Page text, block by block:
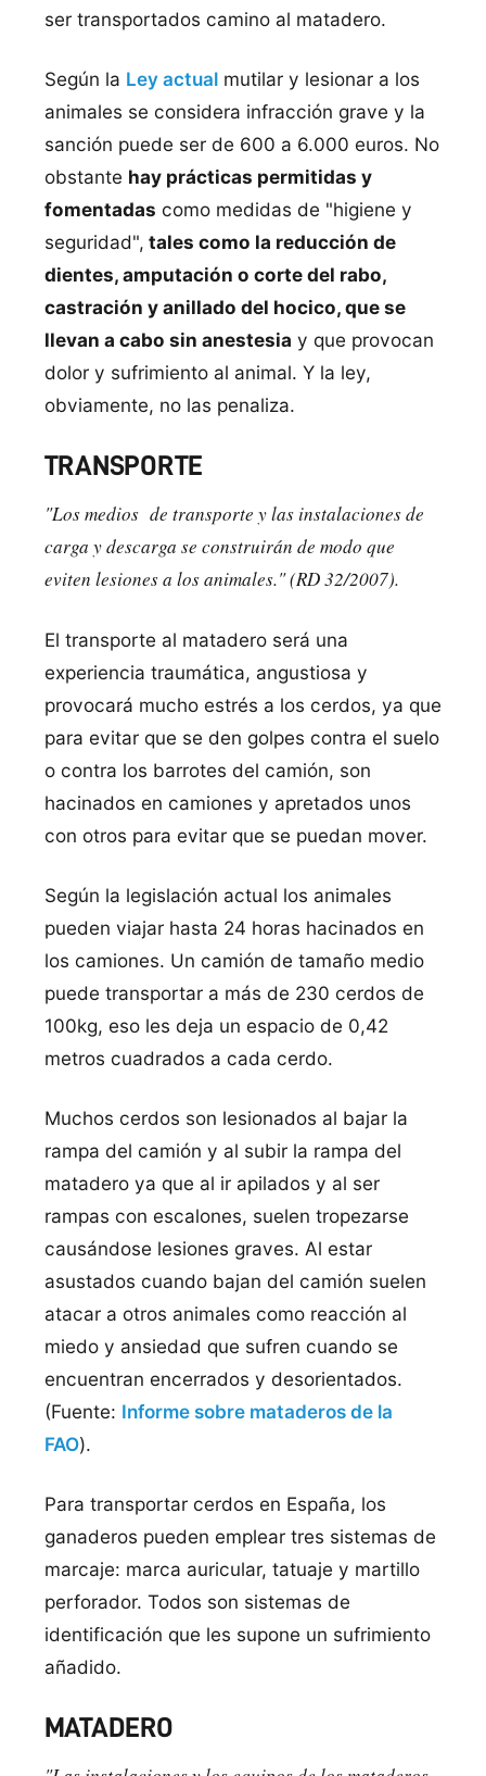
ser transportados camino al matadero.
Según la Ley actualmutilar y lesionar a los
animales se considera infracción grave y la
sanción puede ser de 600 a 6.000 euros. No
obstante hay prácticas permitidas y
fomentadas como medidas de "higiene y
seguridad", tales como la reducción de
dientes, amputación o corte del rabo,
castración y anillado del hocico, que se
llevan a cabo sin anestesia y que provocan
dolor y sufrimiento al animal. Y la ley,
obviamente, no las penaliza.
TRANSPORTE
"Los medios de transporte y las instalaciones de
carga y descarga se construirán de modo que
eviten lesiones a los animales." (RD 32/2007).
El transporte al matadero será una
experiencia traumática, angustiosa y
provocará mucho estrés a los cerdos, ya que
para evitar que se den golpes contra el suelo
o contra los barrotes del camión, son
hacinados en camiones y apretados unos
con otros para evitar que se puedan mover.
Según la legislación actual los animales
pueden viajar hasta 24 horas hacinados en
los camiones. Un camión de tamaño medio
puede transportar a más de 230 cerdos de
100kg, eso les deja un espacio de 0,42
metros cuadrados a cada cerdo.
Muchos cerdos son lesionados al bajar la
rampa del camión y al subir la rampa del
matadero ya que al ir apilados y al ser
rampas con escalones, suelen tropezarse
causándose lesiones graves. Al estar
asustados cuando bajan del camión suelen
atacar a otros animales como reacción al
miedo y ansiedad que sufren cuando se
encuentran encerrados y desorientados.
(Fuente: Informe sobre mataderos de la
FAO).
Para transportar cerdos en España, los
ganaderos pueden emplear tres sistemas de
marcaje: marca auricular, tatuaje y martillo
perforador. Todos son sistemas de
identificación que les supone un sufrimiento
añadido.
MATADERO